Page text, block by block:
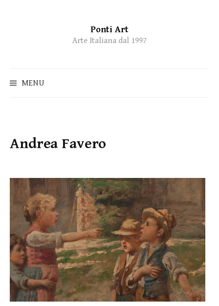
Ponti Art
Arte Italiana dal 1997
MENU
Andrea Favero